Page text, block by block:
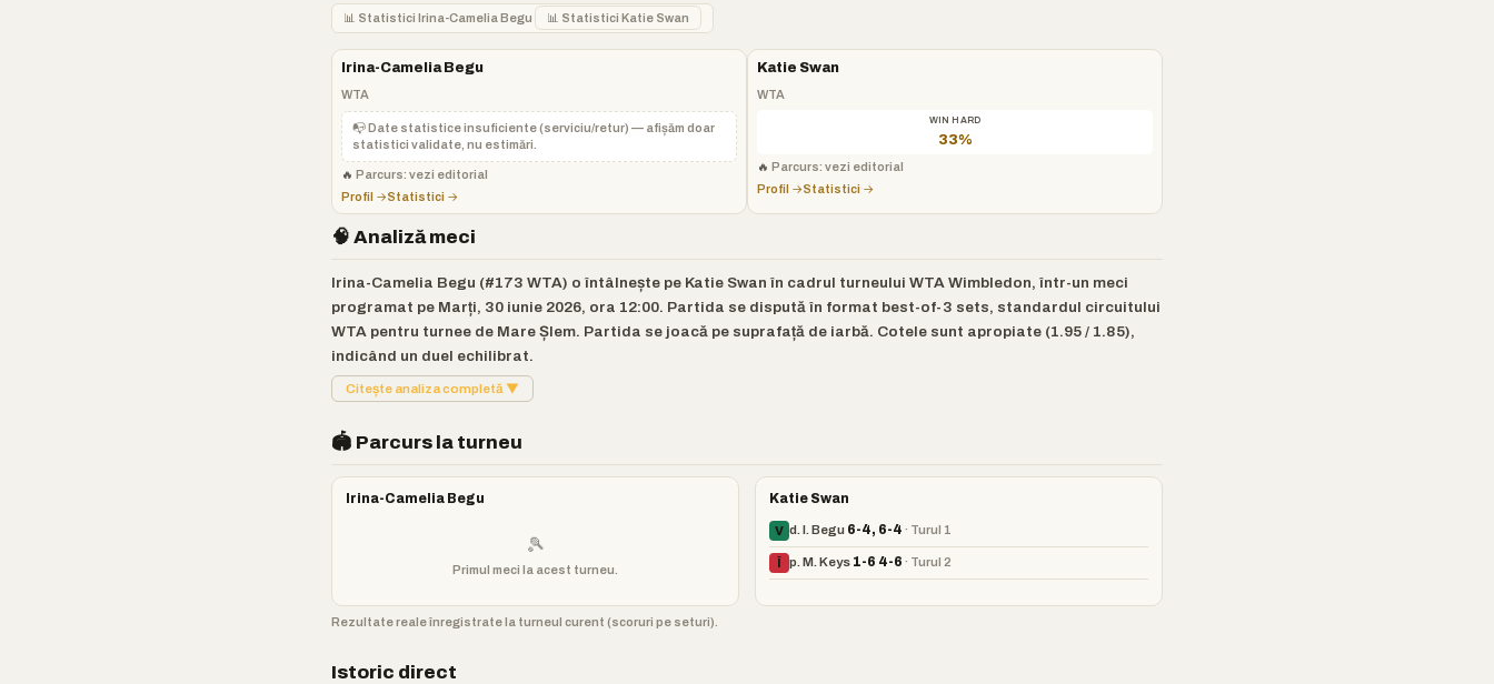
📊 Statistici Irina-Camelia Begu 📊 Statistici Katie Swan
Irina-Camelia Begu
WTA
📭 Date statistice insuficiente (serviciu/retur) — afișăm doar
statistici validate, nu estimări.
🔥 Parcurs: vezi editorial
Profil →Statistici →
Katie Swan
WTA
WIN HARD
33%
🔥 Parcurs: vezi editorial
Profil →Statistici →
🧠 Analiză meci
Irina-Camelia Begu (#173 WTA) o întâlnește pe Katie Swan în cadrul turneului WTA Wimbledon, într-un meci
programat pe Marți, 30 iunie 2026, ora 12:00. Partida se dispută în format best-of-3 sets, standardul circuitului
WTA pentru turnee de Mare Șlem. Partida se joacă pe suprafață de iarbă. Cotele sunt apropiate (1.95 / 1.85),
indicând un duel echilibrat.
Citește analiza completă ▼
🏟️ Parcurs la turneu
Irina-Camelia Begu
🎾
Primul meci la acest turneu.
Katie Swan
V d. I. Begu 6-4, 6-4 · Turul 1
Î p. M. Keys 1-6 4-6 · Turul 2
Rezultate reale înregistrate la turneul curent (scoruri pe seturi).
Istoric direct